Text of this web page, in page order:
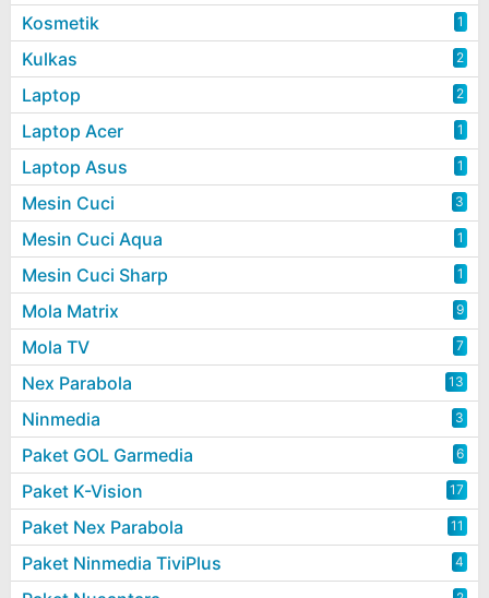
Kosmetik 1
Kulkas 2
Laptop 2
Laptop Acer 1
Laptop Asus 1
Mesin Cuci 3
Mesin Cuci Aqua 1
Mesin Cuci Sharp 1
Mola Matrix 9
Mola TV 7
Nex Parabola 13
Ninmedia 3
Paket GOL Garmedia 6
Paket K-Vision 17
Paket Nex Parabola 11
Paket Ninmedia TiviPlus 4